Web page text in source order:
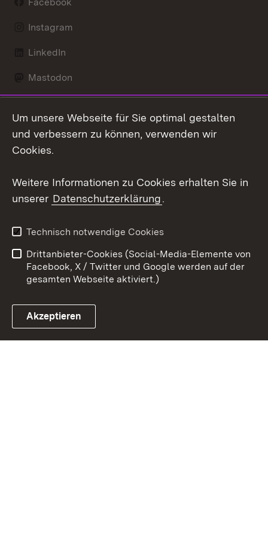
Instagram
LinkedIn
Mastodon
X / Twitter
Youtube
Link zum Landesportal
Kontakt
Datenschutz
Barrierefreiheit
Impressum Cookies
Um unsere Webseite für Sie optimal gestalten
und verbessern zu können, verwenden wir
Cookies.
Weitere Informationen zu Cookies erhalten Sie in
unserer Datenschutzerklärung.
Technisch notwendige Cookies
Drittanbieter-Cookies (Social-Media-Elemente von
Facebook, X / Twitter und Google werden auf der
gesamten Webseite aktiviert.)
Akzeptieren